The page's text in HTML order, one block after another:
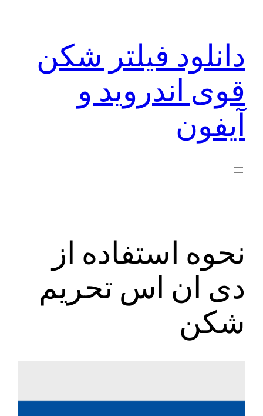
دانلود فیلتر شکن
قوی اندروید و
آیفون
نحوه استفاده از
دی ان اس تحریم
شکن